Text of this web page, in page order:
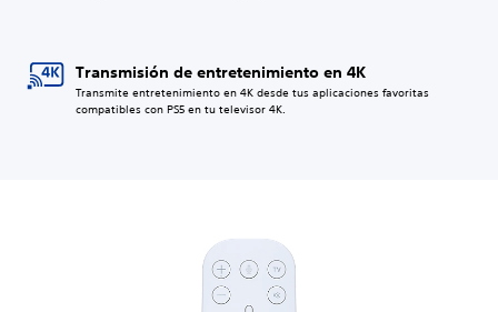
Transmisión de entretenimiento en 4K
Transmite entretenimiento en 4K desde tus aplicaciones favoritas
compatibles con PS5 en tu televisor 4K.